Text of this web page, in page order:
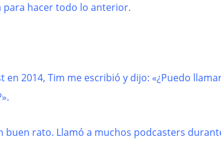
para hacer todo lo anterior.
2014, Tim me escribió y dijo: «¿Puedo
rato. Llamó a muchos podcasters